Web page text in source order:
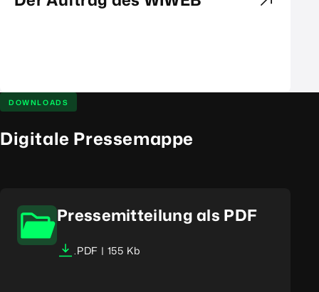
DOWNLOADS
Digitale Pressemappe
Pressemitteilung als PDF
.PDF | 155 Kb